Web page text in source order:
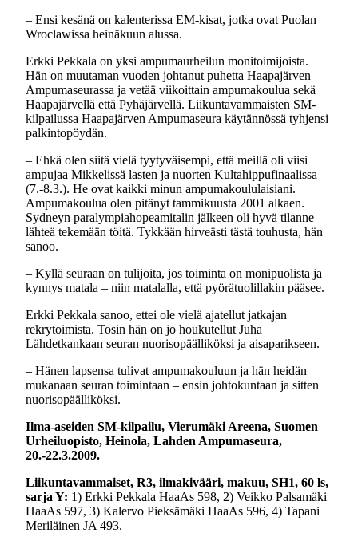
– Ensi kesänä on kalenterissa EM-kisat, jotka ovat Puolan
Wroclawissa heinäkuun alussa.
Erkki Pekkala on yksi ampumaurheilun monitoimijoista.
Hän on muutaman vuoden johtanut puhetta Haapajärven
Ampumaseurassa ja vetää viikoittain ampumakoulua sekä
Haapajärvellä että Pyhäjärvellä. Liikuntavammaisten SM-
kilpailussa Haapajärven Ampumaseura käytännössä tyhjensi
palkintopöydän.
– Ehkä olen siitä vielä tyytyväisempi, että meillä oli viisi
ampujaa Mikkelissä lasten ja nuorten Kultahippufinaalissa
(7.-8.3.). He ovat kaikki minun ampumakoululaisiani.
Ampumakoulua olen pitänyt tammikuusta 2001 alkaen.
Sydneyn paralympiahopeamitalin jälkeen oli hyvä tilanne
lähteä tekemään töitä. Tykkään hirveästi tästä touhusta, hän
sanoo.
– Kyllä seuraan on tulijoita, jos toiminta on monipuolista ja
kynnys matala – niin matalalla, että pyörätuolillakin pääsee.
Erkki Pekkala sanoo, ettei ole vielä ajatellut jatkajan
rekrytoimista. Tosin hän on jo houkutellut Juha
Lähdetkankaan seuran nuorisopäälliköksi ja aisaparikseen.
– Hänen lapsensa tulivat ampumakouluun ja hän heidän
mukanaan seuran toimintaan – ensin johtokuntaan ja sitten
nuorisopäälliköksi.
Ilma-aseiden SM-kilpailu, Vierumäki Areena, Suomen
Urheiluopisto, Heinola, Lahden Ampumaseura,
20.-22.3.2009.
Liikuntavammaiset, R3, ilmakivääri, makuu, SH1, 60 ls,
sarja Y: 1) Erkki Pekkala HaaAs 598, 2) Veikko Palsamäki
HaaAs 597, 3) Kalervo Pieksämäki HaaAs 596, 4) Tapani
Meriläinen JA 493.